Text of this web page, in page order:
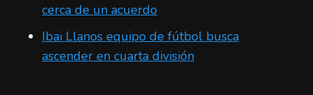
cerca de un acuerdo
Ibai Llanos equipo de fútbol busca
ascender en cuarta división